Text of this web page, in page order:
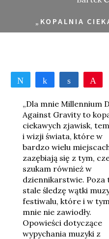
„KOPALNIA
Tweetnij Udostępnij
„Dla mnie Millennium
Against Gravity to
ciekawych zjawisk,
i wizji świata, które w
bardzo wielu
zazębiają się z tym,
szukam również w
dziennikarstwie. Poza
stale śledzę wątki
festiwalu, które i w
mnie nie zawiodły.
Opowieści dotyczące
wypychania muzyki z